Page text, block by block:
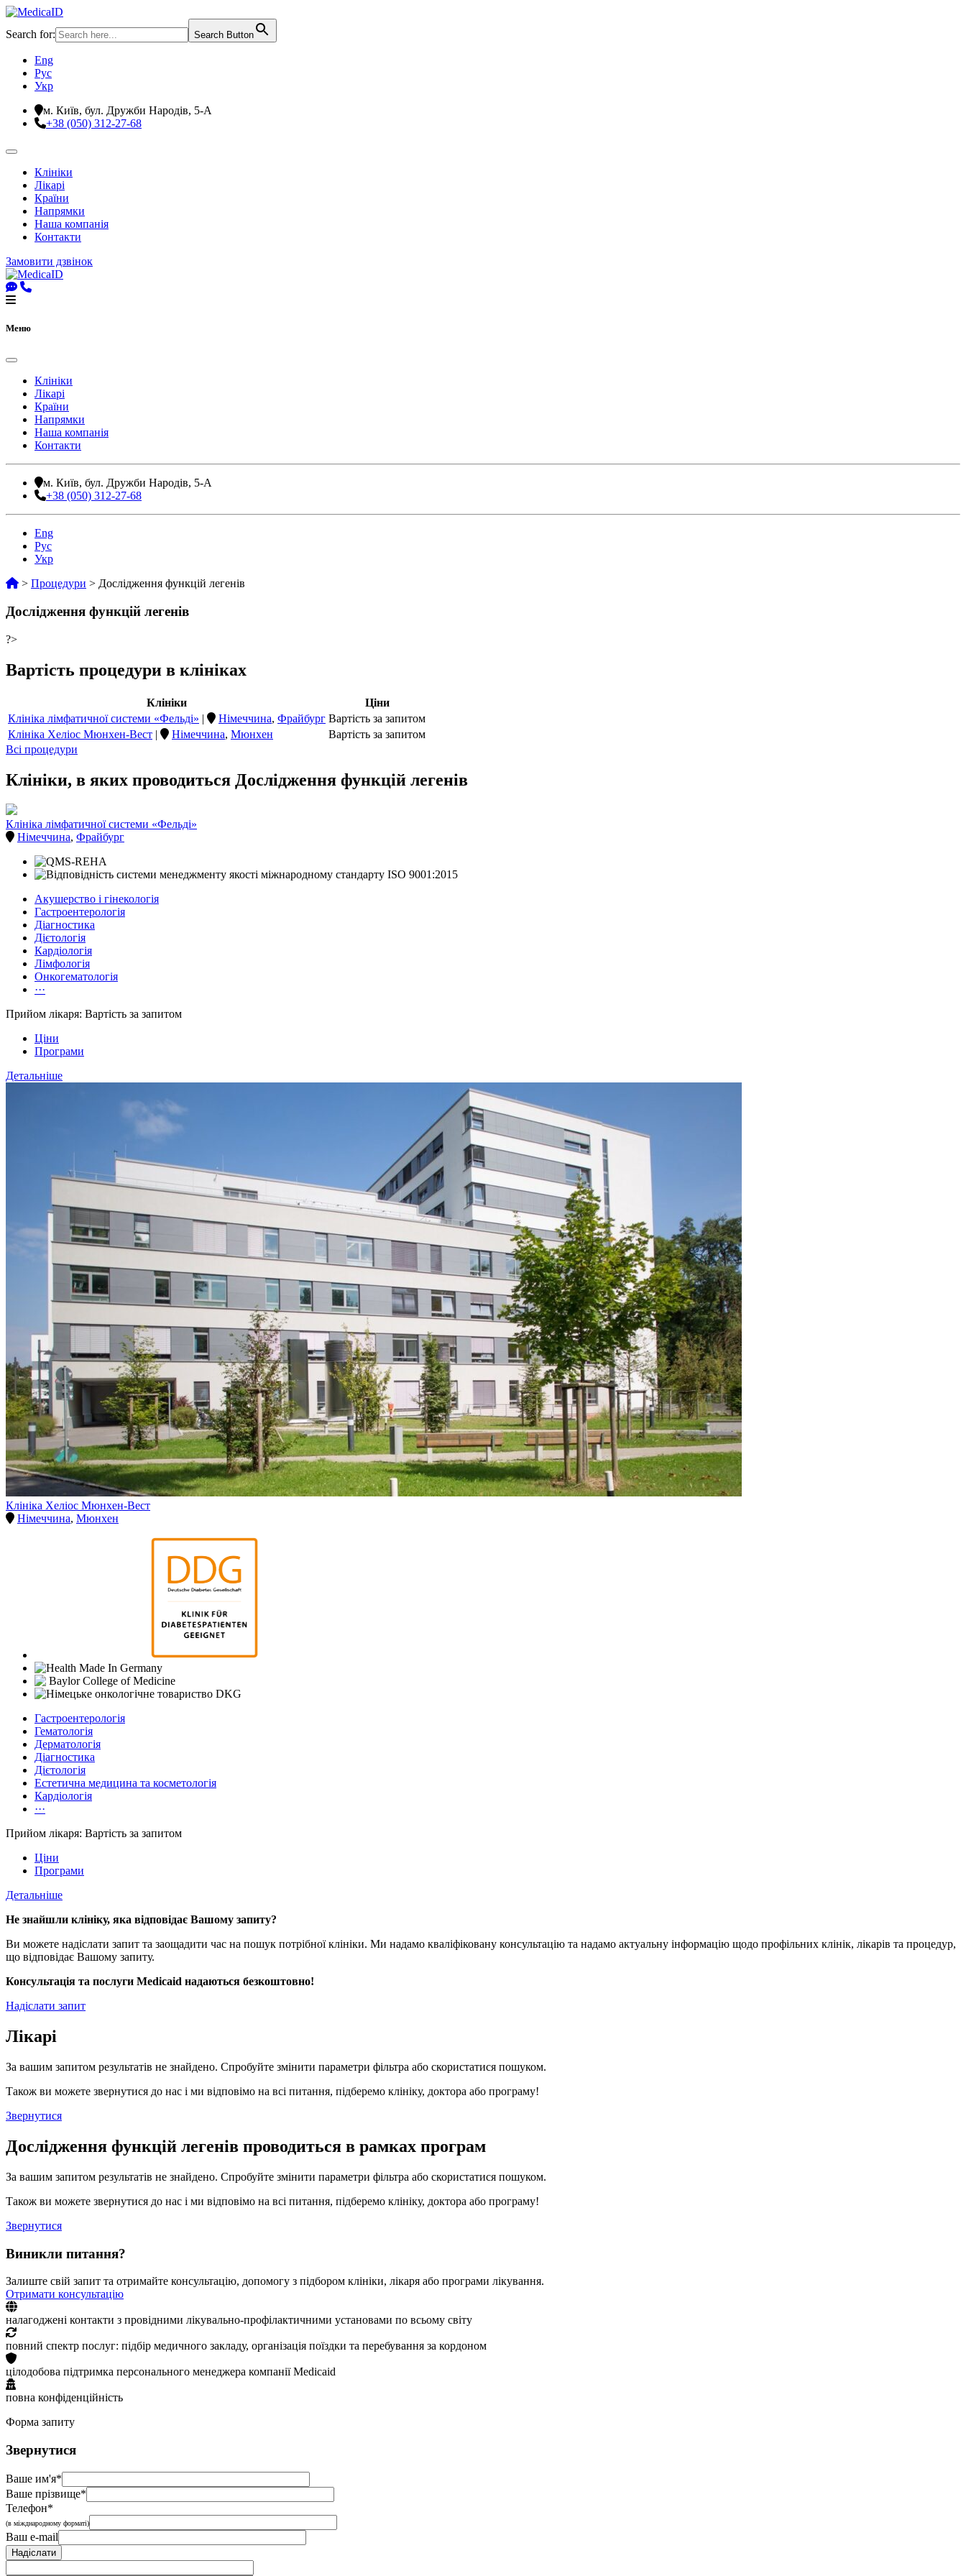
Search for: Search Button
Eng
Рус
Укр
м. Київ, бул. Дружби Народів, 5-А
+38 (050) 312-27-68
Клініки
Лікарі
Країни
Напрямки
Наша компанія
Контакти
Замовити дзвінок
Меню
Клініки
Лікарі
Країни
Напрямки
Наша компанія
Контакти
м. Київ, бул. Дружби Народів, 5-А
+38 (050) 312-27-68
Eng
Рус
Укр
> Процедури > Дослідження функцій легенів
Дослідження функцій легенів
?>
Вартість процедури в клініках
Клініки
Ціни
Клініка лімфатичної системи «Фельді» | Німеччина, Фрайбург Вартість за запитом
Клініка Хеліос Мюнхен-Вест | Німеччина, Мюнхен
Вартість за запитом
Всі процедури
Клініки, в яких проводиться Дослідження функцій легенів
Клініка лімфатичної системи «Фельді»
Німеччина, Фрайбург
Акушерство і гінекологія
Гастроентерологія
Діагностика
Дієтологія
Кардіологія
Лімфологія
Онкогематологія
···
Прийом лікаря: Вартість за запитом
Ціни
Програми
Детальніше
Клініка Хеліос Мюнхен-Вест
Німеччина, Мюнхен
Гастроентерологія
Гематологія
Дерматологія
Діагностика
Дієтологія
Естетична медицина та косметологія
Кардіологія
···
Прийом лікаря: Вартість за запитом
Ціни
Програми
Детальніше
Не знайшли клініку, яка відповідає Вашому запиту?
Ви можете надіслати запит та заощадити час на пошук потрібної клініки. Ми надамо кваліфіковану консультацію та надамо актуальну інформацію щодо профільних клінік, лікарів та процедур,
що відповідає Вашому запиту.
Консультація та послуги Medicaid надаються безкоштовно!
Надіслати запит
Лікарі
За вашим запитом результатів не знайдено. Спробуйте змінити параметри фільтра або скористатися пошуком.
Також ви можете звернутися до нас і ми відповімо на всі питання, підберемо клініку, доктора або програму!
Звернутися
Дослідження функцій легенів проводиться в рамках програм
За вашим запитом результатів не знайдено. Спробуйте змінити параметри фільтра або скористатися пошуком.
Також ви можете звернутися до нас і ми відповімо на всі питання, підберемо клініку, доктора або програму!
Звернутися
Виникли питання?
Залиште свій запит та отримайте консультацію, допомогу з підбором клініки, лікаря або програми лікування.
Отримати консультацію
налагоджені контакти з провідними лікувально-профілактичними установами по всьому світу
повний спектр послуг: підбір медичного закладу, організація поїздки та перебування за кордоном
цілодобова підтримка персонального менеджера компанії Medicaid
повна конфіденційність
Форма запиту
Звернутися
Ваше им'я*
Ваше прізвище*
Телефон*
(в міжднародному форматі)
Ваш e-mail